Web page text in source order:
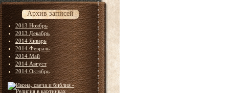
Архив записей
2013 Ноябрь
2013 Декабрь
2014 Январь
2014 Февраль
2014 Май
2014 Август
2014 Октябрь